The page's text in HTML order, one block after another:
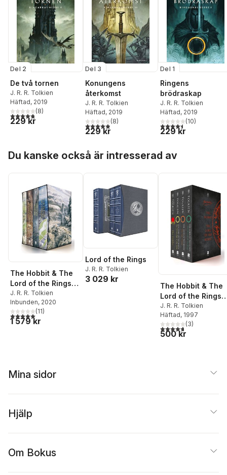
Del 2
De två tornen
J. R. R. Tolkien
Häftad, 2019
4,8utav 5 stjärnor. Totalt antal röster:
(8)
229 kr
Del 3
Konungens
återkomst
J. R. R. Tolkien
Häftad, 2019
4,9utav 5 stjärnor. Totalt antal röster:
(8)
229 kr
Del 1
Ringens
brödraskap
J. R. R. Tolkien
Häftad, 2019
4,5utav 5 stjärnor.
(10)
229 kr
Du kanske också är intresserad av
The Hobbit & The
Lord of the Rings
Boxed Set
J. R. R. Tolkien
Inbunden, 2020
5,0utav 5 stjärnor. Totalt antal röster:
(11)
1 579 kr
Lord of the Rings
J. R. R. Tolkien
3 029 kr
The Hobbit & The
Lord of the Rings
Boxed Set
J. R. R. Tolkien
Häftad, 1997
4,7utav 5 stjärnor.
(3)
500 kr
Mina sidor
Hjälp
Om Bokus